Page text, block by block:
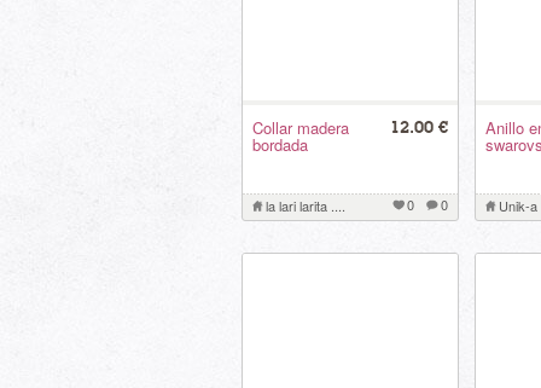
Collar madera
bordada
12.00 €
la lari larita .... 0 0
Anillo
Unik-a